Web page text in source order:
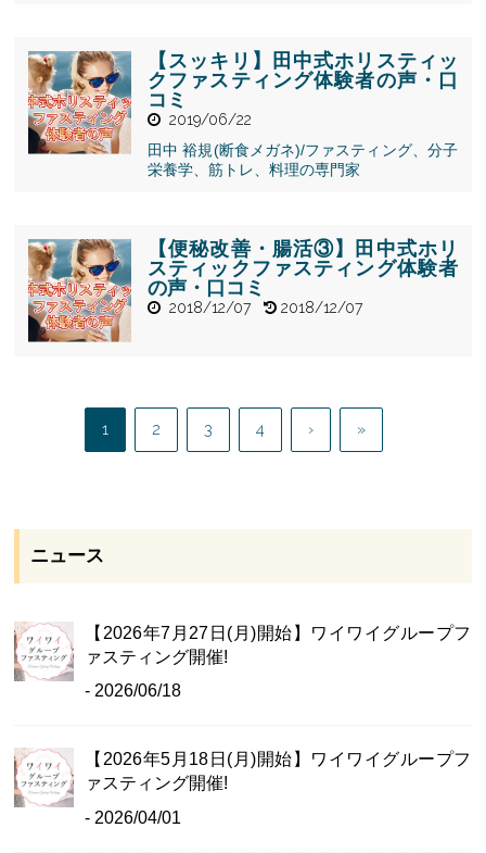
ィックファス
ティング体験
者の声・口コ
ミ">
ング体験者の
声・口コミ">
【スッキリ】田中式ホリスティッ
クファスティング体験者の声・口
コミ
2019/06/22
田中 裕規(断食メガネ)/ファスティング、分子
栄養学、筋トレ、料理の専門家
リスティック
ファスティン
グ体験者の
【便秘改善・腸活③】田中式ホリ
スティックファスティング体験者
の声・口コミ
2018/12/07 2018/12/07
1 2 3 4 › »
ニュース
【2026年7月27日(月)開始】ワイワイグループフ
ァスティング開催!
- 2026/06/18
【2026年5月18日(月)開始】ワイワイグループフ
ァスティング開催!
- 2026/04/01